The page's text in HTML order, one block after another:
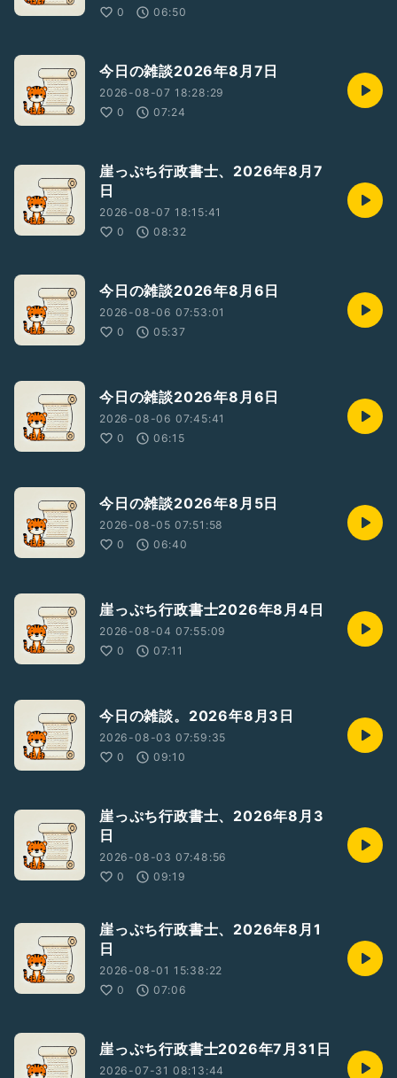
0
06:50
今日の雑談2026年8月7日
2026-08-07 18:28:29
0
07:24
崖っぷち行政書士、2026年8月7
日
2026-08-07 18:15:41
0
08:32
今日の雑談2026年8月6日
2026-08-06 07:53:01
0
05:37
今日の雑談2026年8月6日
2026-08-06 07:45:41
0
06:15
今日の雑談2026年8月5日
2026-08-05 07:51:58
0
06:40
崖っぷち行政書士2026年8月4日
2026-08-04 07:55:09
0
07:11
今日の雑談。2026年8月3日
2026-08-03 07:59:35
0
09:10
崖っぷち行政書士、2026年8月3
日
2026-08-03 07:48:56
0
09:19
崖っぷち行政書士、2026年8月1
日
2026-08-01 15:38:22
0
07:06
崖っぷち行政書士2026年7月31日
2026-07-31 08:13:44